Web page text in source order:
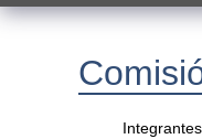
Integrantes